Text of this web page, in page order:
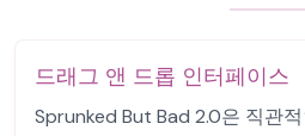
드래그 앤 드롭 인터페이스
Sprunked But Bad 2.0은 직관